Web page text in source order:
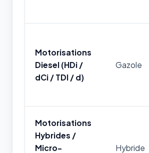
Motorisations
Diesel (HDi /
dCi / TDI / d)
Gazole
Motorisations
Hybrides /
Micro-
Hybride